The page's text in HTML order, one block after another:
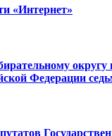
«Интернет»
округу
Федерации